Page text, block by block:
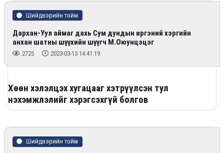
Шийдвэрийн тойм
Дархан-Уул аймаг дахь Сум дундын иргэний хэргийн
анхан шатны шүүхийн шүүгч М.Оюунцэцэг
2725 2023-03-13 14:41:19
Хөөн хэлэлцэх хугацааг хэтрүүлсэн тул
нэхэмжлэлийг хэрэгсэхгүй болгов
Шийдвэрийн тойм